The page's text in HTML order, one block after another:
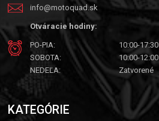
info@motoquad.sk
Otváracie hodiny:
PO-PIA:
10:00-17:30
SOBOTA:
10:00-12:00
NEDEĽA:
Zatvorené
KATEGÓRIE